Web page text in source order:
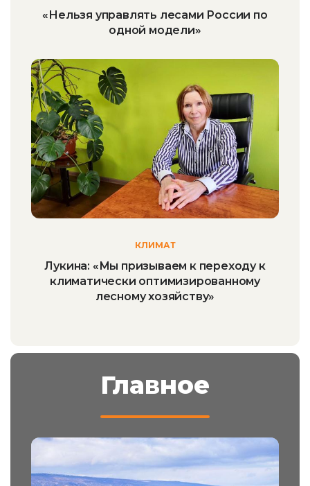
«Нельзя управлять лесами России по
одной модели»
КЛИМАТ
Лукина: «Мы призываем к переходу к
климатически оптимизированному
лесному хозяйству»
Главное